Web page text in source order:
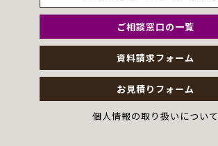
ご相談窓口の一覧
資料請求フォーム
お見積りフォーム
個人情報の取り扱いについて